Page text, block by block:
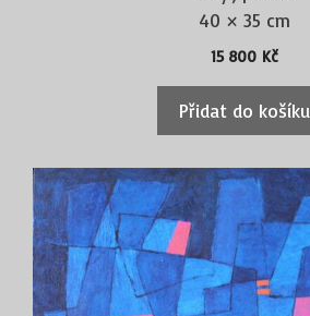
40 × 35 cm
15 800 Kč
Přidat do košíku